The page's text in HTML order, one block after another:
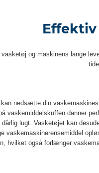
og maskinens lange
nedsætte din
vaskemiddelskuffen danner
lugt. Vasketøjet kan
vaskemaskinerensemiddel
hvilket også forlænger